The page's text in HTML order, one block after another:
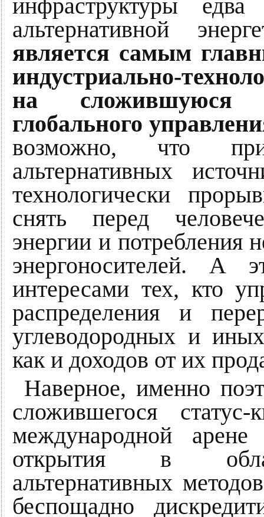
инфраструктуры
альтернативной
является самым
индустриально-
на сложившуюся
глобального
возможно, что
альтернативных
технологически
снять перед
энергии и потребления
энергоносителей. А
интересами тех, кто
распределения и
углеводородных и
как и доходов от их
Наверное, именно
сложившегося
международной
открытия в
альтернативных
беспощадно